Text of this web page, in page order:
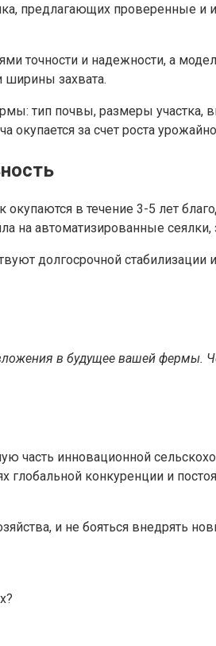
предлагающих проверенные
точности и надежности, а
ширины захвата.
тип почвы, размеры участка,
за счет роста
в течение 3-5 лет
на автоматизированные
долгосрочной
в будущее вашей фермы.
инновационной
конкуренции и
и не бояться внедрять